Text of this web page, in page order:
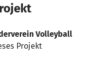
Volleyball
Projekt